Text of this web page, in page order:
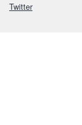
Twitter